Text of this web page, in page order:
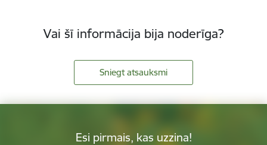
Vai šī informācija bija noderīga?
Sniegt atsauksmi
Esi pirmais, kas uzzina!